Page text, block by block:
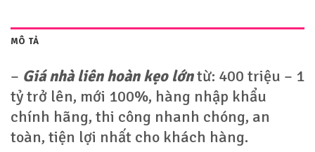
MÔ TẢ
– Giá nhà liên hoàn kẹo lớntừ: 400 triệu – 1
tỷ trở lên, mới 100%, hàng nhập khẩu
chính hãng, thi công nhanh chóng, an
toàn, tiện lợi nhất cho khách hàng.